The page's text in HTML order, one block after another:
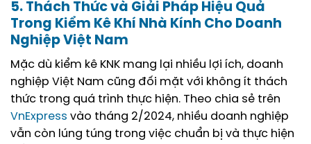
5. Thách Thức và Giải Pháp Hiệu Quả
Trong Kiểm Kê Khí Nhà Kính Cho Doanh
Nghiệp Việt Nam
Mặc dù kiểm kê KNK mang lại nhiều lợi ích, doanh
nghiệp Việt Nam cũng đối mặt với không ít thách
thức trong quá trình thực hiện. Theo chia sẻ trên
VnExpress vào tháng 2/2024, nhiều doanh nghiệp
vẫn còn lúng túng trong việc chuẩn bị và thực hiện